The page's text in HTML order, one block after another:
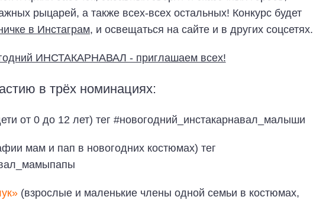
рыцарей, а также всех-всех остальных! Конкурс будет
в Инстаграм, и освещаться на сайте и в других соцсетях.
в трёх номинациях:
от 0 до 12 лет) тег #новогодний_инстакарнавал_малыши
мам и пап в новогодних костюмах) тег
(взрослые и маленькие члены одной семьи в костюмах,